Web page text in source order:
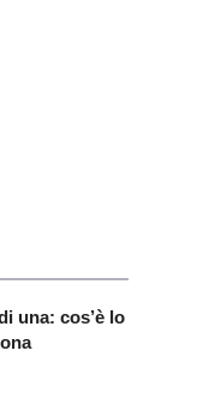
una: cos’è lo